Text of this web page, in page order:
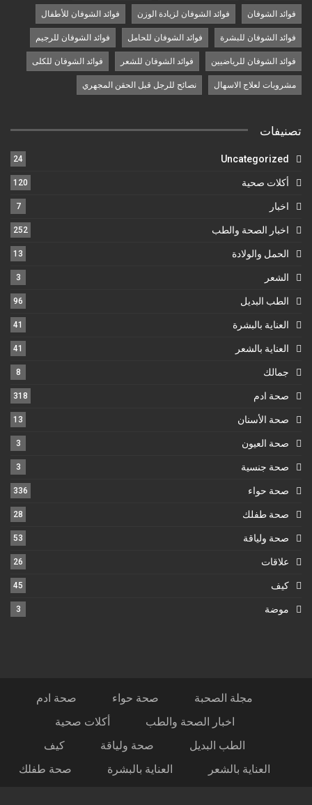
فوائد الشوفان فوائد الشوفان لزيادة الوزن فوائد الشوفان للأطفال
فوائد الشوفان للبشرة فوائد الشوفان للحامل فوائد الشوفان للرجيم
فوائد الشوفان للرياضيين فوائد الشوفان للشعر فوائد الشوفان للكلى
مشروبات لعلاج الاسهال نصائح للرجل قبل الحقن المجهري
تصنيفات
Uncategorized
24
أكلات صحية 120
اخبار 7
اخبار الصحة والطب 252
الحمل والولادة 13
الشعر 3
الطب البديل 96
العناية بالبشرة 41
العناية بالشعر 41
جمالك 8
صحة ادم 318
صحة الأسنان 13
صحة العيون 3
صحة جنسية 3
صحة حواء 336
صحة طفلك 28
صحة ولياقة 53
علاقات 26
كيف 45
موضة 3
مجلة الصحبة صحة حواء
صحة ادم
اخبار الصحة والطب
أكلات صحية
الطب البديل
صحة ولياقة
كيف
العناية بالشعر
العناية بالبشرة صحة طفلك